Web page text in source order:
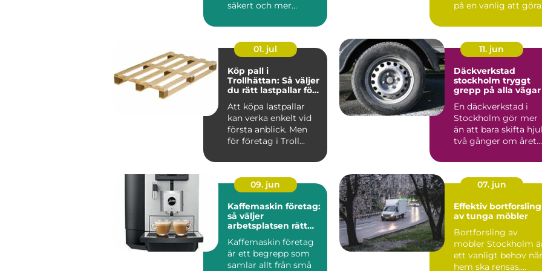
säkert och mer
transportfordon...
på en vanlig att
sam...
01. jul
Köp pall i
Trollhättan: Så väljer
du rätt lastpallar för
Att köpa lastpallar
kan verka enkelt vid
första anblick. Men
för företag i Troll...
11. jun
Däckverkstad
stockholm tryggt
grepp på alla vägar
En däckverkstad i
Stockholm gör mer
än att bara skifta hjul
två gånger om året.
09. jun
Kaffemaskin företag:
så väljer
arbetsplatsen rätt
Kaffemaskin företag
är ett begrepp som
samlar allt från små
07. jun
Effektiv bortforsling
av tunga möbler
Bortforsling av
möbler Stockholm
ett vanligt behov när
hem ska rensas,